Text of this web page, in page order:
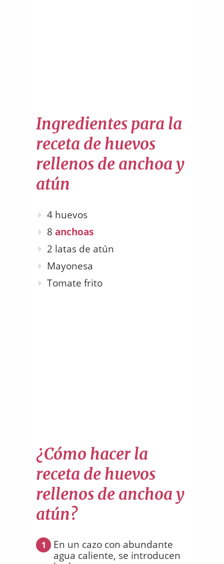
Ingredientes para la
receta de huevos
rellenos de anchoa y
atún
4 huevos
8 anchoas
2 latas de atún
Mayonesa
Tomate frito
¿Cómo hacer la
receta de huevos
rellenos de anchoa y
atún?
1
En un cazo con abundante
agua caliente, se introducen